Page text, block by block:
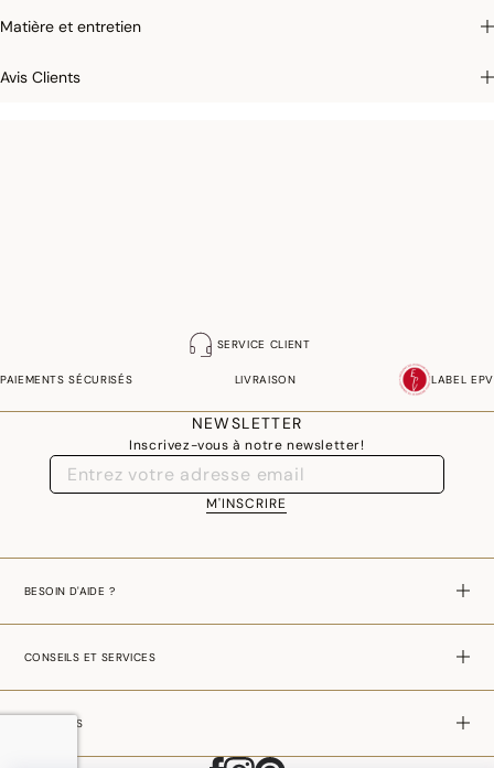
•Gaze de coton
•Recto et verso différents
Pour un confort optimum d’utilisation de nos sets de tables nous appliquons un
traitement antiglisse à leur surface de contact. Parfaitement stable, on ne craint
aucun dérapage. La table reste parfaitement tenue tout au long du repas.
Matière et entretien
Avis Clients
SERVICE CLIENT
PAIEMENTS SÉCURISÉS LIVRAISON LABEL EPV
NEWSLETTER
Inscrivez-vous à notre newsletter!
M'INSCRIRE
BESOIN D'AIDE ?
CONSEILS ET SERVICES
A PROPOS